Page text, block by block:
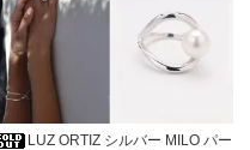
LUZ ORTIZ シルバー MILO パー